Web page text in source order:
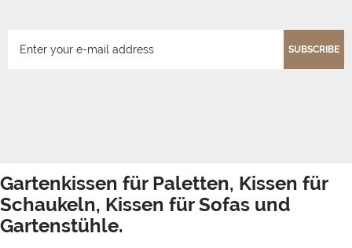
SUBSCRIBE
Gartenkissen für Paletten, Kissen für
Schaukeln, Kissen für Sofas und
Gartenstühle.